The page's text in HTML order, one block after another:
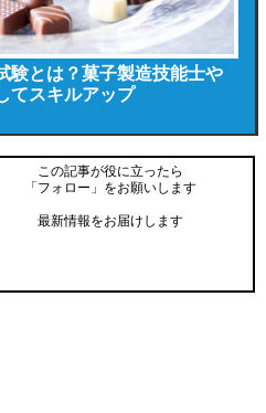
験とは？菓子製造技能士や
てスキルアップ
この記事が役に立ったら
「フォロー」をお願いします
最新情報をお届けします